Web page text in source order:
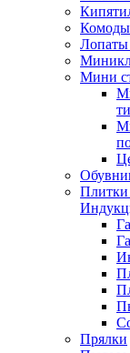
Комоды
Лопаты
Мини
Плитки
Прялки